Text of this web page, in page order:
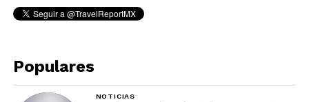
Populares
NOTICIAS